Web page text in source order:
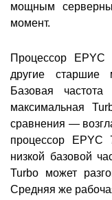
мощным
момент.
Процессор
другие старшие
Базовая
максимальная
сравнения —
процессор EPYC
низкой базовой
Turbo может
Средняя же